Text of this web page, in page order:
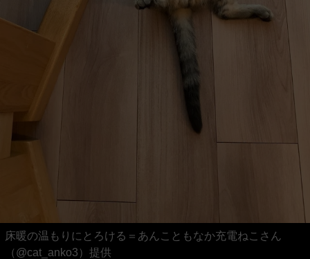
床暖の温もりにとろける＝あんこともなか充電ねこさん
（@cat_anko3）提供